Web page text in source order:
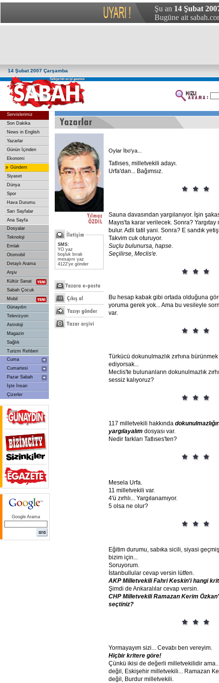
Şu an 14 Şubat
Bugüne ait
14 Şubat 2007 Çarşamba
Servislerimiz
Son Dakika
News in English
Yazarlar
Günün İçinden
Ekonomi
» Gündem
Siyaset
Dünya
Spor
Hava Durumu
Sarı Sayfalar
Ana Sayfa
Dosyalar
Teknoloji
Emlak
Otomobil
Detaylı Arama
Arşiv
Kültür Sanat
Sabah Çocuk
Mobil
Günaydın
Televizyon
Astroloji
Magazin
Sağlık
Turizm Rehberi
Cuma
Cumartesi
Pazar Sabah
İşte İnsan
Çizerler
Google Arama
SMS:
YO yaz
boşluk bırak
mesajını yaz
4122'ye gönder
Oylar İbo'ya...
Tatlıses, milletvekili adayı.
Urfa'dan... Bağımsız.
Sauna davasından yargılanıyor. İşin
Mayıs'ta karar verilecek. Sonra? Yargıtay
bulur. Adli tatil yani. Sonra? E sandık
Takvim cuk oturuyor.
Suçlu bulunursa, hapse.
Seçilirse, Meclis'e.
Bu hesap kabak gibi ortada olduğuna
yoruma gerek yok... Ama bu vesileyle
var.
Türkücü dokunulmazlık zırhına
ediyorsak...
Meclis'te bulunanların dokunulmazlık
sessiz kalıyoruz?
117 milletvekili hakkında
yargılayalım dosyası var.
Nedir farkları Tatlıses'ten?
Mesela Urfa.
11 milletvekili var.
4'ü zırhlı... Yargılanamıyor.
5 olsa ne olur?
Eğitim durumu, sabıka sicili, siyasi
bizim için...
Soruyorum.
İstanbullular cevap versin lütfen.
AKP Milletvekili Fahri Keskin'i hangi
Şimdi de Ankaralılar cevap versin.
CHP Milletvekili Ramazan Kerim
seçtiniz?
Yormayayım sizi... Cevabı ben vereyim.
Hiçbir kritere göre!
Çünkü ikisi de değerli milletvekilidir
değil, Eskişehir milletvekili... Ramazan
değil, Burdur milletvekili.